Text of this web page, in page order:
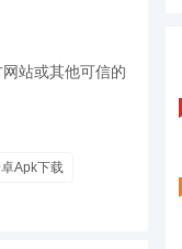
站或其他可信的
Apk下载